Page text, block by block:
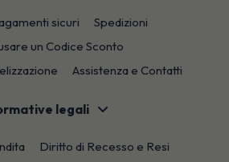
sicuri
Spedizioni
un Codice Sconto
Assistenza e Contatti
legali
Diritto di Recesso e Resi